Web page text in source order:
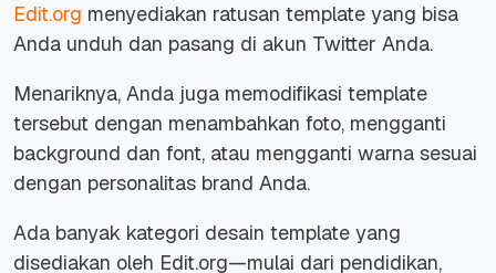
Edit.org menyediakan ratusan template yang bisa
Anda unduh dan pasang di akun Twitter Anda.
Menariknya, Anda juga memodifikasi template
tersebut dengan menambahkan foto, mengganti
background dan font, atau mengganti warna sesuai
dengan personalitas brand Anda.
Ada banyak kategori desain template yang
disediakan oleh Edit.org—mulai dari pendidikan,